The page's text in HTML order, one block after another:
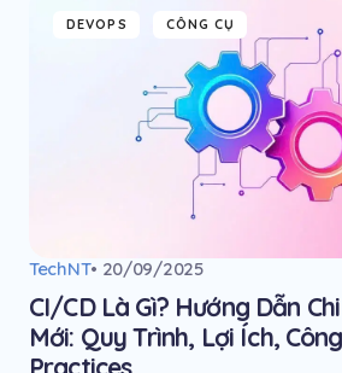
DEVOPS CÔNG CỤ
TechNT• 20/09/2025
CI/CD Là Gì? Hướng Dẫn
Mới: Quy Trình, Lợi Ích,